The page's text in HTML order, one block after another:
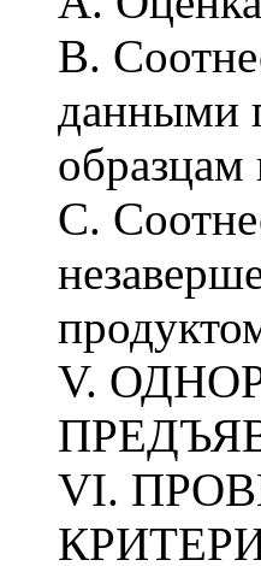
В.
данными
С.
V.
VI.